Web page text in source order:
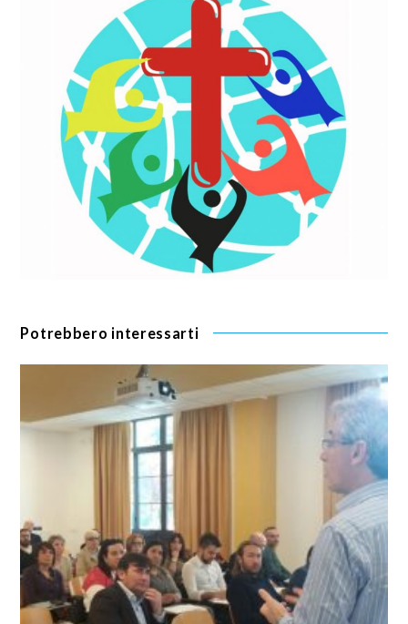
Potrebbero interessarti